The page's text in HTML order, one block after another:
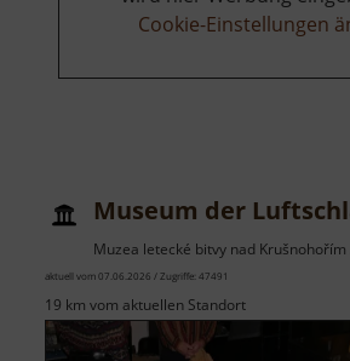
Cookie-Einstellungen
Museum der
Muzea letecké bitvy nad Krušnohořím /
aktuell vom 07.06.2026 / Zugriffe: 47491
19 km vom aktuellen Standort